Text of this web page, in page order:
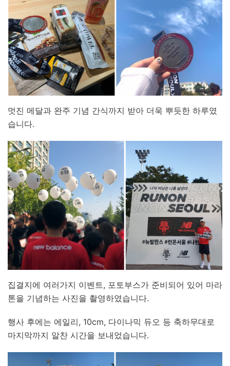
멋진 메달과 완주 기념 간식까지 받아 더욱 뿌듯한 하루였
습니다.
집결지에 여러가지 이벤트, 포토부스가 준비되어 있어 마라
톤을 기념하는 사진을 촬영하였습니다.
행사 후에는 에일리, 10cm, 다이나믹 듀오 등 축하무대로
마지막까지 알찬 시간을 보내었습니다.